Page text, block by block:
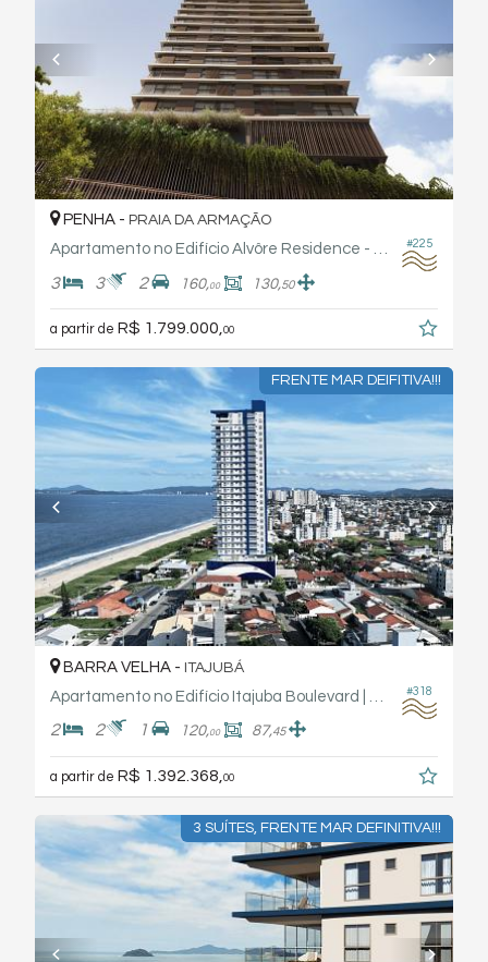
#225
PENHA - PRAIA DA ARMAÇÃO
Apartamento no Edifício Alvôre Residence - Arthaus
3 3 2 160,00 130,50
a partir de R$ 1.799.000,00
FRENTE MAR DEIFITIVA!!!
#318
BARRA VELHA - ITAJUBÁ
2 2 1 120,00 87,45
a partir de R$ 1.392.368, 00
3 SUÍTES, FRENTE MAR DEFINITIVA!!!